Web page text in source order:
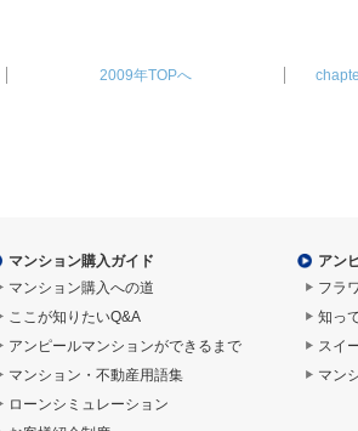
2009年TOPへ
マンション購入ガイド
マンション購入への道
ここが知りたいQ&A
アンピールマンションができるまで
マンション・不動産用語集
ローンシミュレーション
アン
フラ
知っ
スイ
マン